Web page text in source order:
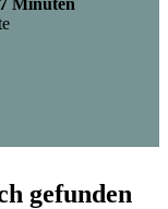
Minuten
gefunden